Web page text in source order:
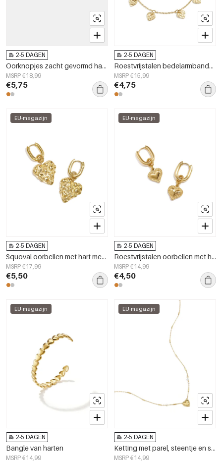
2-5 DAGEN
Oorknopjes zacht gevormd hart met mat effect
MSRP €18,99
€5,75
2-5 DAGEN
Roestvrijstalen bedelarmbanden met hartjes, casual, dagelijks en eenvoudig, dames sieraden
MSRP €15,99
€4,75
EU-magazijn
2-5 DAGEN
Squoval oorbellen met hart met sterrenpatroon
MSRP €17,99
€5,50
EU-magazijn
2-5 DAGEN
Roestvrijstalen oorbellen met hartvormige hanger, casual en eenvoudig, voor dagelijks gebruik, dames sieraden
MSRP €14,99
€4,50
EU-magazijn
2-5 DAGEN
Bangle van harten
MSRP €14,99
EU-magazijn
2-5 DAGEN
Ketting met parel, steentje en statement hart
MSRP €14,99